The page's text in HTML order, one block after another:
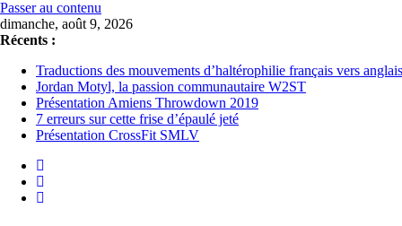
Passer au contenu
dimanche, août 9, 2026
Récents :
Traductions des mouvements d’haltérophilie français vers anglais
Jordan Motyl, la passion communautaire W2ST
Présentation Amiens Throwdown 2019
7 erreurs sur cette frise d’épaulé jeté
Présentation CrossFit SMLV